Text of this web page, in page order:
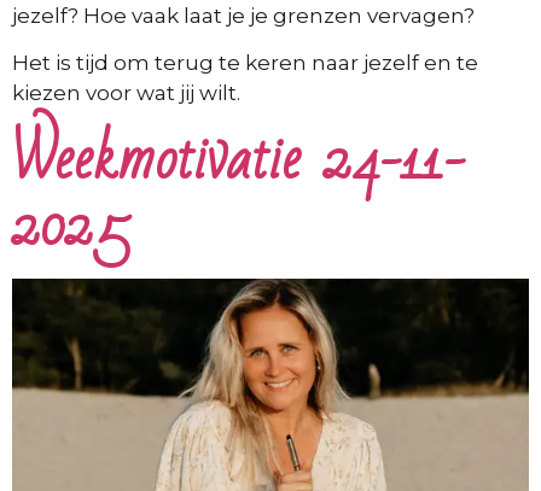
jezelf? Hoe vaak laat je je grenzen vervagen?
Het is tijd om terug te keren naar jezelf en te
kiezen voor wat jij wilt.
Weekmotivatie 24-11-
2025